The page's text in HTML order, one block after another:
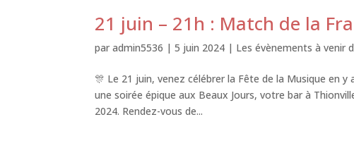
21 juin – 21h : Match de la
paradmin5536 |5 juin 2024 | Les évènements à venir
🎊 Le 21 juin, venez célébrer la Fête de la Musique en
une soirée épique aux Beaux Jours, votre bar à
2024. Rendez-vous de...